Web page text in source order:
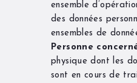
ensemble
des données
ensembles de
Personne
physique dont les
sont en cours de